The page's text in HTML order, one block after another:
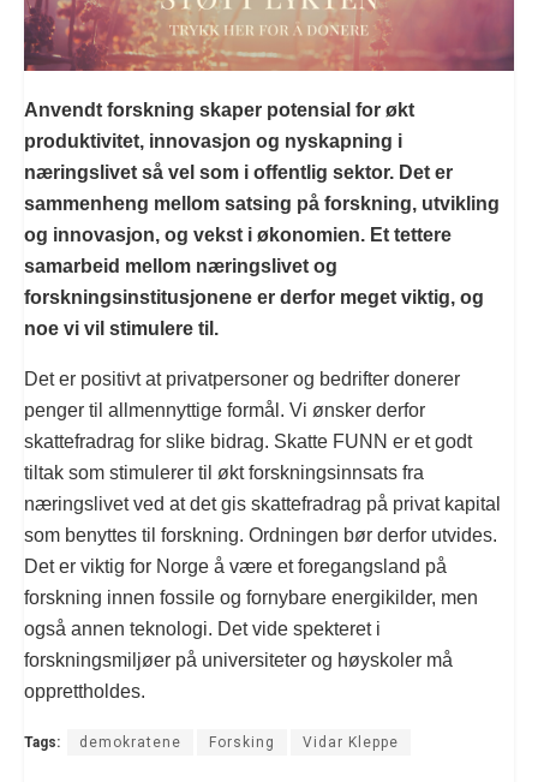
Anvendt forskning skaper potensial for økt
produktivitet, innovasjon og nyskapning i
næringslivet så vel som i offentlig sektor. Det er
sammenheng mellom satsing på forskning, utvikling
og innovasjon, og vekst i økonomien. Et tettere
samarbeid mellom næringslivet og
forskningsinstitusjonene er derfor meget viktig, og
noe vi vil stimulere til.
Det er positivt at privatpersoner og bedrifter donerer
penger til allmennyttige formål. Vi ønsker derfor
skattefradrag for slike bidrag. Skatte FUNN er et godt
tiltak som stimulerer til økt forskningsinnsats fra
næringslivet ved at det gis skattefradrag på privat kapital
som benyttes til forskning. Ordningen bør derfor utvides.
Det er viktig for Norge å være et foregangsland på
forskning innen fossile og fornybare energikilder, men
også annen teknologi. Det vide spekteret i
forskningsmiljøer på universiteter og høyskoler må
opprettholdes.
Tags: demokratene Forsking Vidar Kleppe